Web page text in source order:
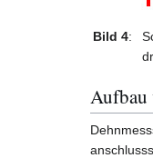
Bild 4:
Aufbau